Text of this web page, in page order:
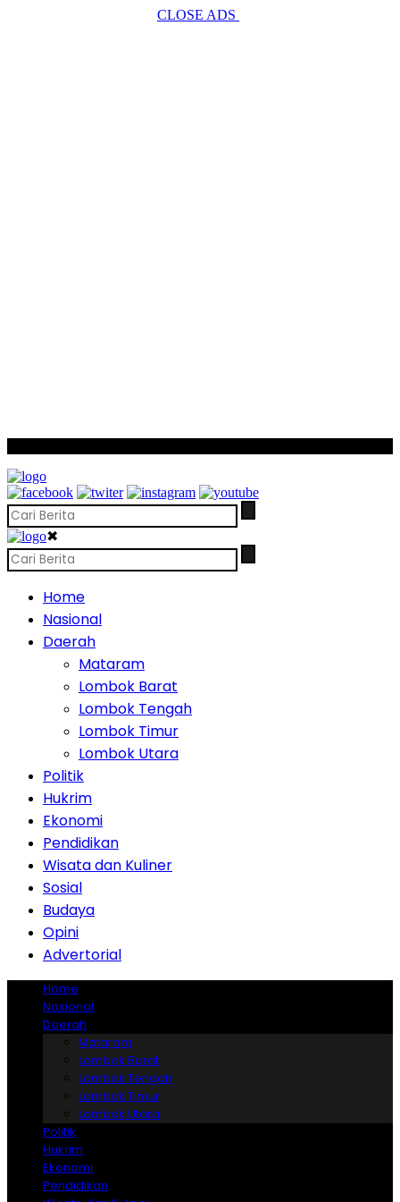
CLOSE ADS
✖
Home
Nasional
Daerah
Mataram
Lombok Barat
Lombok Tengah
Lombok Timur
Lombok Utara
Politik
Hukrim
Ekonomi
Pendidikan
Wisata dan Kuliner
Sosial
Budaya
Opini
Advertorial
Home
Nasional
Daerah
Mataram
Lombok Barat
Lombok Tengah
Lombok Timur
Lombok Utara
Politik
Hukrim
Ekonomi
Pendidikan